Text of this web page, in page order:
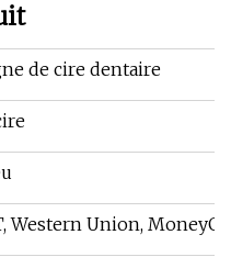
de cire dentaire
Western Union,